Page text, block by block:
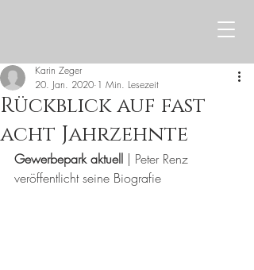
Rückblick auf fast
acht Jahrzehnte
Karin Zeger
20. Jan. 2020 1 Min. Lesezeit
Gewerbepark aktuell | Peter Renz
veröffentlicht seine Biografie